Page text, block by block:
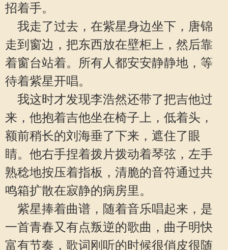
招着手。
我走了过去，在紫星身边坐下，唐锦
走到窗边，把东西放在壁柜上，然后靠
着窗台站着。所有人都安安静静地，等
待着紫星开唱。
我这时才发现李浩然还带了把吉他过
来，他抱着吉他坐在椅子上，低着头，
额前稍长的刘海垂了下来，遮住了眼
睛。他右手捏着拨片拨动着琴弦，左手
熟稔地按压着指板，清脆的音符通过共
鸣箱扩散在寂静的病房里。
紫星捧着曲谱，随着音乐唱起来，是
一首青春又有点叛逆的歌曲，曲子明快
富有节奏，歌词刚听的时候很俏皮很随